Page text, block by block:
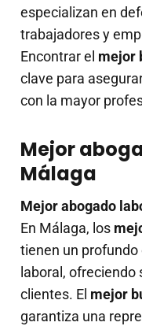
especializan en
trabajadores y
Encontrar el mejor
clave para
con la mayor
Mejor
Málaga
Mejor abogado
En Málaga, los
tienen un
laboral,
clientes. El mejor
garantiza una